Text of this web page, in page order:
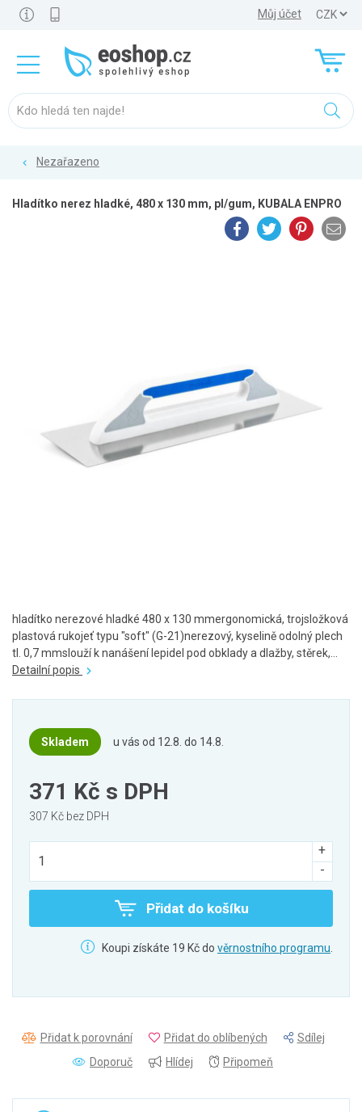
Můj účet
Nezařazeno
Hladítko nerez hladké, 480 x 130 mm, pl/gum, KUBALA ENPRO
hladítko nerezové hladké 480 x 130 mmergonomická, trojsložková
plastová rukojeť typu "soft" (G-21)nerezový, kyselině odolný plech
tl. 0,7 mmslouží k nanášení lepidel pod obklady a dlažby, stěrek,...
Detailní popis
Skladem u vás od 12.8. do 14.8.
371 Kč s DPH
307 Kč bez DPH
Přidat do košíku
Koupi získáte 19 Kč do věrnostního programu
Přidat k porovnání Přidat do oblíbených
Sdílej
Doporuč
Hlídej Připomeň